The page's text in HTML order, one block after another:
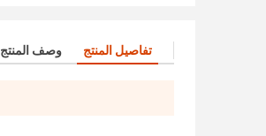
تفاصيل المنتج وصف المنتج